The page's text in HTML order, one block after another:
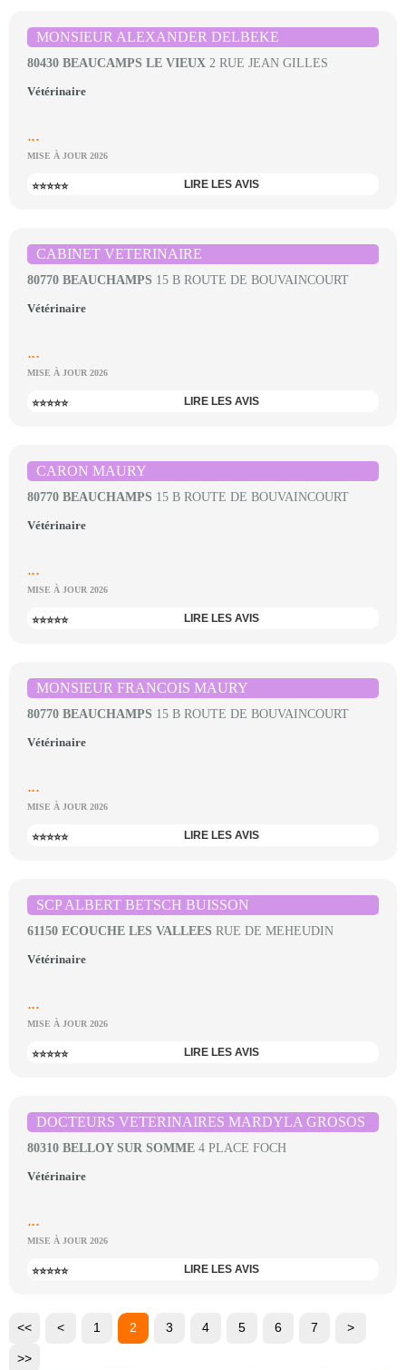
MONSIEUR ALEXANDER DELBEKE
80430 BEAUCAMPS LE VIEUX 2 RUE JEAN GILLES
Vétérinaire
...
MISE À JOUR 2026
⭐⭐⭐⭐⭐ LIRE LES AVIS
CABINET VETERINAIRE
80770 BEAUCHAMPS 15 B ROUTE DE BOUVAINCOURT
Vétérinaire
...
MISE À JOUR 2026
⭐⭐⭐⭐⭐ LIRE LES AVIS
CARON MAURY
80770 BEAUCHAMPS 15 B ROUTE DE BOUVAINCOURT
Vétérinaire
...
MISE À JOUR 2026
⭐⭐⭐⭐⭐ LIRE LES AVIS
MONSIEUR FRANCOIS MAURY
80770 BEAUCHAMPS 15 B ROUTE DE BOUVAINCOURT
Vétérinaire
...
MISE À JOUR 2026
⭐⭐⭐⭐⭐ LIRE LES AVIS
SCP ALBERT BETSCH BUISSON
61150 ECOUCHE LES VALLEES RUE DE MEHEUDIN
Vétérinaire
...
MISE À JOUR 2026
⭐⭐⭐⭐⭐ LIRE LES AVIS
DOCTEURS VETERINAIRES MARDYLA GROSOS
80310 BELLOY SUR SOMME 4 PLACE FOCH
Vétérinaire
...
MISE À JOUR 2026
⭐⭐⭐⭐⭐ LIRE LES AVIS
<< < 1 2 3 4 5 6 7 >
>>